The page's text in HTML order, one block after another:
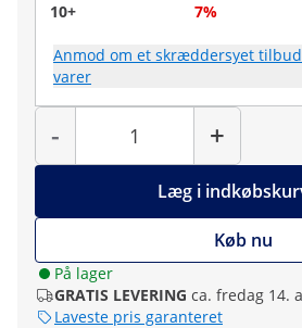
10+
7%
Anmod om et skræddersyet
varer
-
Antal
+
Læg i
Køb nu
På lager
GRATIS LEVERING ca. fredag 14.
Laveste pris garanteret